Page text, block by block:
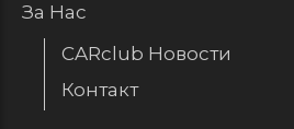
За Нас
CARclub Новости
Контакт